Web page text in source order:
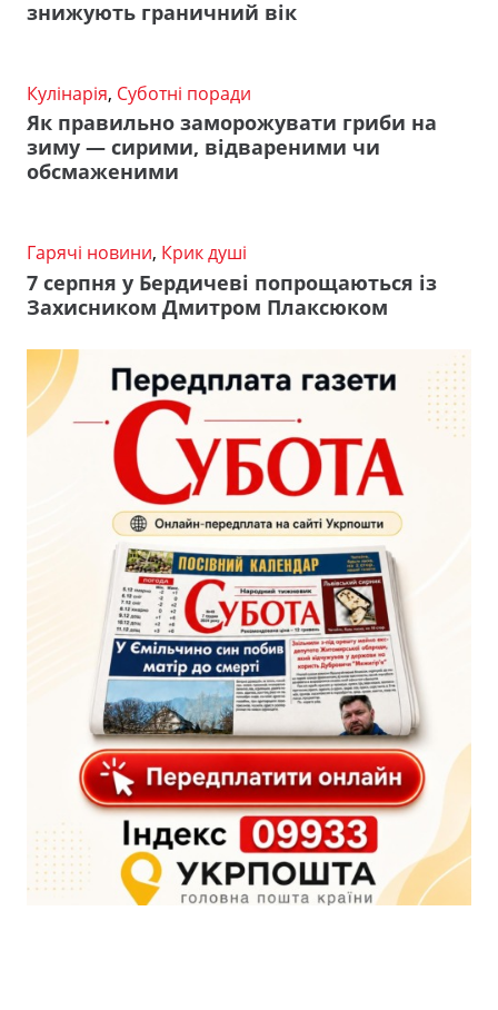
знижують граничний вік
Кулінарія, Суботні поради
Як правильно заморожувати гриби на
зиму — сирими, відвареними чи
обсмаженими
Гарячі новини, Крик душі
7 серпня у Бердичеві попрощаються із
Захисником Дмитром Плаксюком